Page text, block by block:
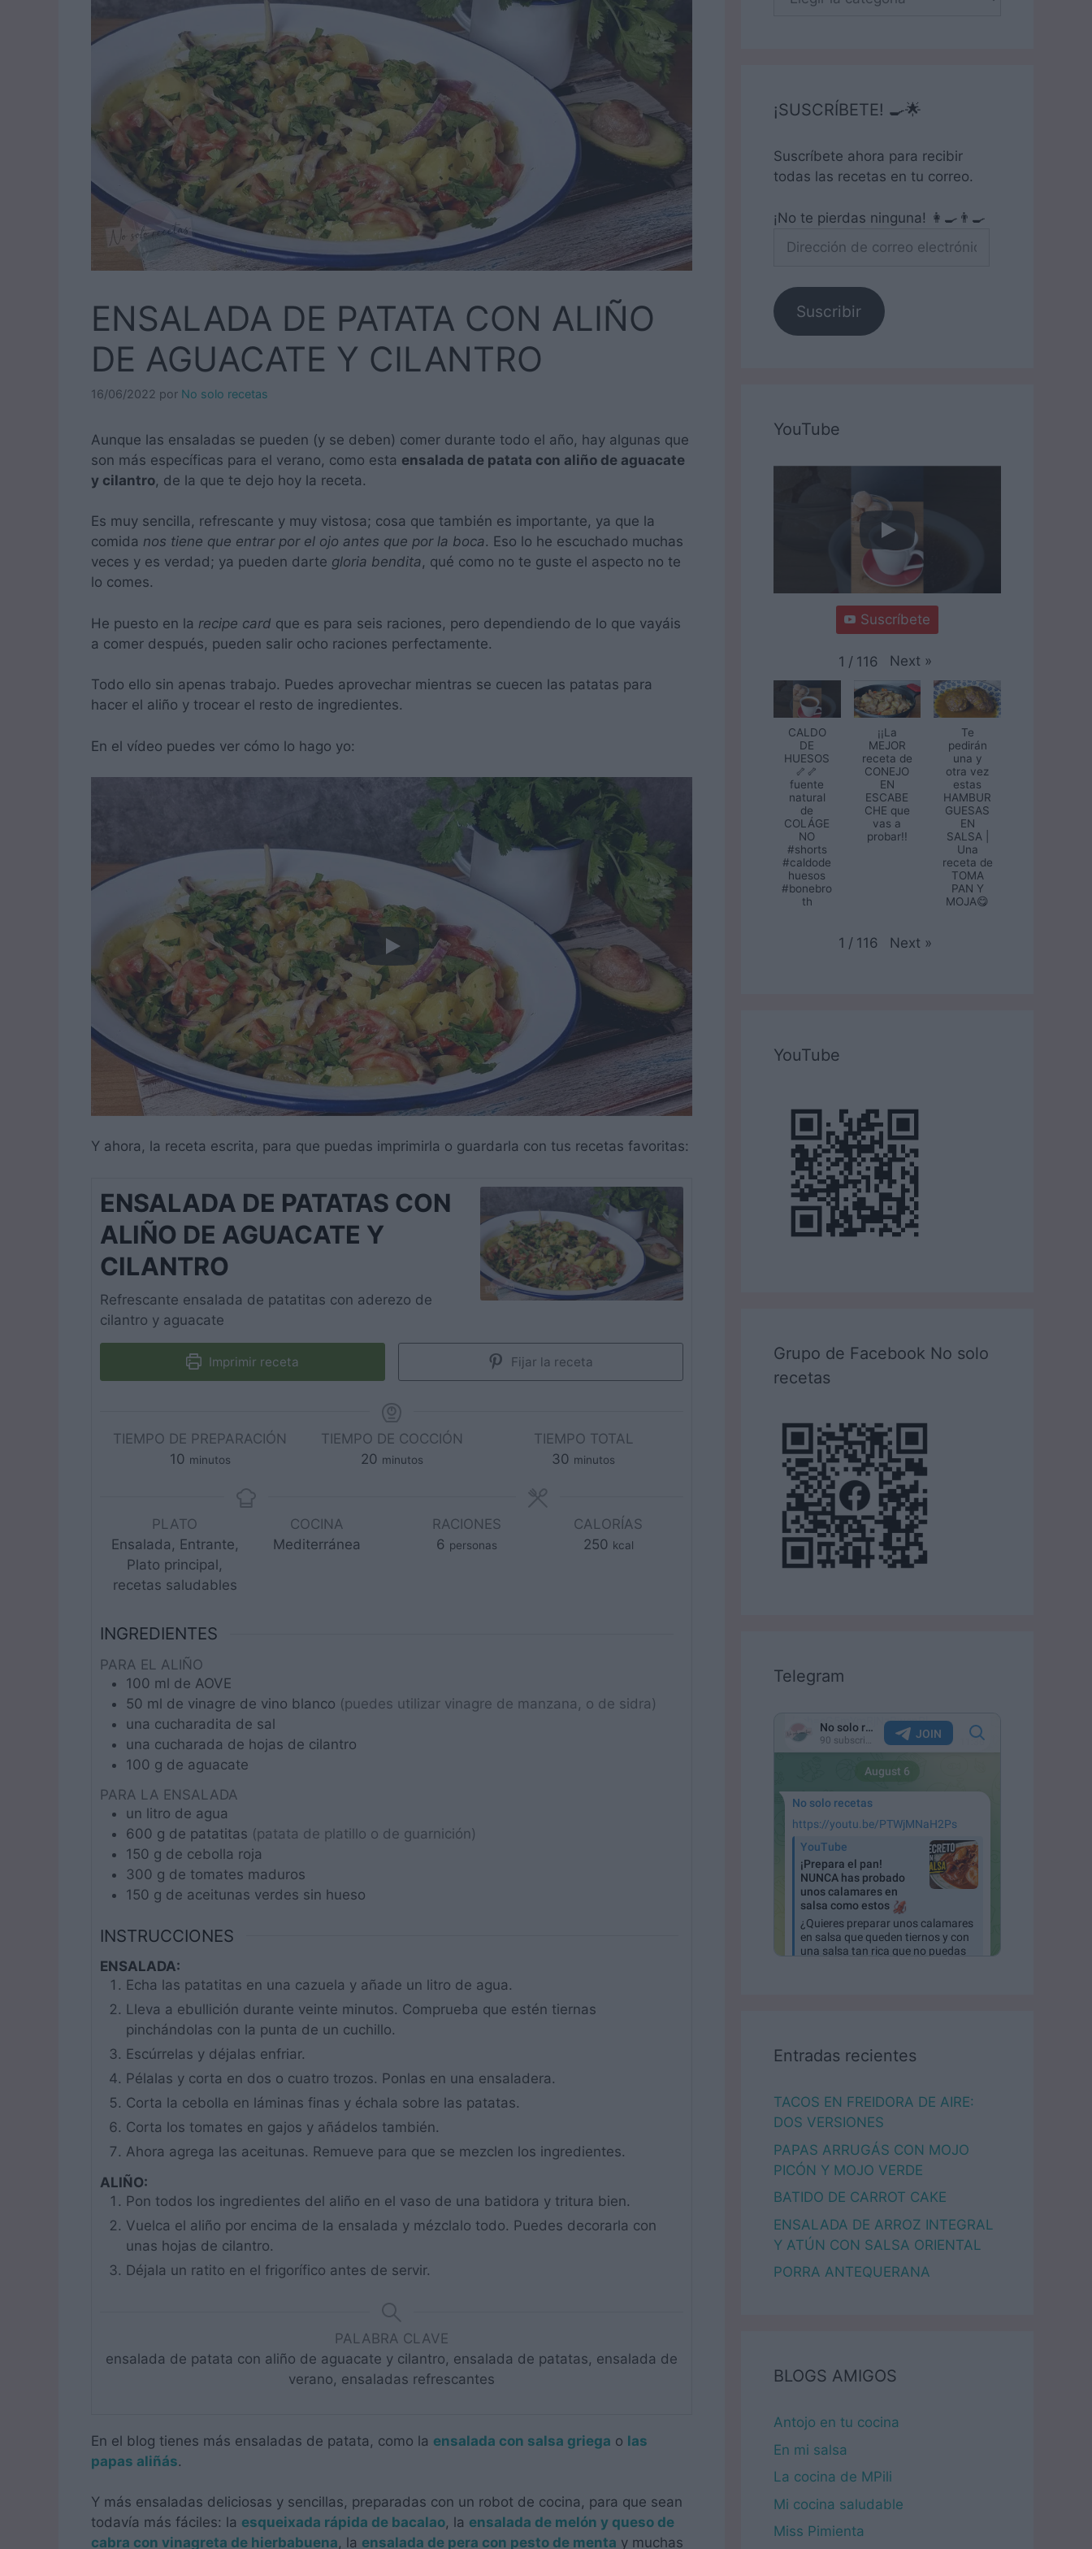
ENSALADA DE PATATA CON ALIÑO
DE AGUACATE Y CILANTRO
16/06/2022 por No solo recetas
Aunque las ensaladas se pueden (y se deben) comer durante todo el año, hay algunas que
son más específicas para el verano, como esta ensalada de patata con aliño de aguacate
y cilantro, de la que te dejo hoy la receta.
Es muy sencilla, refrescante y muy vistosa; cosa que también es importante, ya que la
comida nos tiene que entrar por el ojo antes que por la boca. Eso lo he escuchado muchas
veces y es verdad; ya pueden darte gloria bendita, qué como no te guste el aspecto no te
lo comes.
He puesto en la recipe card que es para seis raciones, pero dependiendo de lo que vayáis
a comer después, pueden salir ocho raciones perfectamente.
Todo ello sin apenas trabajo. Puedes aprovechar mientras se cuecen las patatas para
hacer el aliño y trocear el resto de ingredientes.
En el vídeo puedes ver cómo lo hago yo:
Y ahora, la receta escrita, para que puedas imprimirla o guardarla con tus recetas favoritas:
ENSALADA DE PATATAS CON
ALIÑO DE AGUACATE Y
CILANTRO
Refrescante ensalada de patatitas con aderezo de
cilantro y aguacate
Imprimir receta Fijar la receta
TIEMPO DE PREPARACIÓN
10minutos
minutos
TIEMPO DE COCCIÓN
20minutos
minutos
TIEMPO TOTAL
30 minutos
minutos
PLATO
Ensalada, Entrante,
Plato principal,
recetas saludables
COCINA
Mediterránea
RACIONES
6 personas
CALORÍAS
250 kcal
INGREDIENTES
PARA EL ALIÑO
100 ml de AOVE
50 ml de vinagre de vino blanco (puedes utilizar vinagre de manzana, o de sidra)
una cucharadita de sal
una cucharada de hojas de cilantro
100 g de aguacate
PARA LA ENSALADA
un litro de agua
600 g de patatitas (patata de platillo o de guarnición)
150 g de cebolla roja
300 g de tomates maduros
150 g de aceitunas verdes sin hueso
INSTRUCCIONES
ENSALADA:
Echa las patatitas en una cazuela y añade un litro de agua.
Lleva a ebullición durante veinte minutos. Comprueba que estén tiernas
pinchándolas con la punta de un cuchillo.
Escúrrelas y déjalas enfriar.
Pélalas y corta en dos o cuatro trozos. Ponlas en una ensaladera.
Corta la cebolla en láminas finas y échala sobre las patatas.
Corta los tomates en gajos y añádelos también.
Ahora agrega las aceitunas. Remueve para que se mezclen los ingredientes.
ALIÑO:
Pon todos los ingredientes del aliño en el vaso de una batidora y tritura bien.
Vuelca el aliño por encima de la ensalada y mézclalo todo. Puedes decorarla con
unas hojas de cilantro.
Déjala un ratito en el frigorífico antes de servir.
PALABRA CLAVE
ensalada de patata con aliño de aguacate y cilantro, ensalada de patatas, ensalada de
verano, ensaladas refrescantes
En el blog tienes más ensaladas de patata, como la ensalada con salsa griega o las
papas aliñás.
Y más ensaladas deliciosas y sencillas, preparadas con un robot de cocina, para que sean
todavía más fáciles: la esqueixada rápida de bacalao, la ensalada de melón y queso de
cabra con vinagreta de hierbabuena, la ensalada de pera con pesto de menta y muchas
¡SUSCRÍBETE! 🍳🌟
Suscríbete ahora para recibir
todas las recetas en tu correo.
¡No te pierdas ninguna! 👩‍🍳👨‍🍳
de
electrónico
Suscribir
YouTube
Suscríbete
1 / 116 Next »
CALDO
DE
HUESOS
🦴🦴
fuente
natural
de
COLÁGE
NO
#shorts
#caldode
huesos
#bonebro
th
¡¡La
MEJOR
receta de
CONEJO
EN
ESCABE
CHE que
vas a
probar!!
Te
pedirán
una y
otra vez
estas
HAMBUR
GUESAS
EN
SALSA |
Una
receta de
TOMA
PAN Y
MOJA😋
1 / 116 Next »
YouTube
Grupo de Facebook No solo
recetas
Telegram
Entradas recientes
TACOS EN FREIDORA DE AIRE:
DOS VERSIONES
PAPAS ARRUGÁS CON MOJO
PICÓN Y MOJO VERDE
BATIDO DE CARROT CAKE
ENSALADA DE ARROZ INTEGRAL
Y ATÚN CON SALSA ORIENTAL
PORRA ANTEQUERANA
BLOGS AMIGOS
Antojo en tu cocina
En mi salsa
La cocina de MPili
Mi cocina saludable
Miss Pimienta